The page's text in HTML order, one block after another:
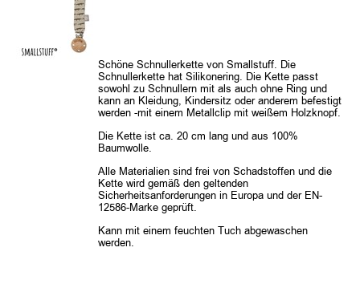
Schöne Schnullerkette von Smallstuff. Die
Schnullerkette hat Silikonering. Die Kette passt
sowohl zu Schnullern mit als auch ohne Ring und
kann an Kleidung, Kindersitz oder anderem befestigt
werden -mit einem Metallclip mit weißem Holzknopf.
Die Kette ist ca. 20 cm lang und aus 100%
Baumwolle.
Alle Materialien sind frei von Schadstoffen und die
Kette wird gemäß den geltenden
Sicherheitsanforderungen in Europa und der EN-
12586-Marke geprüft.
Kann mit einem feuchten Tuch abgewaschen
werden.